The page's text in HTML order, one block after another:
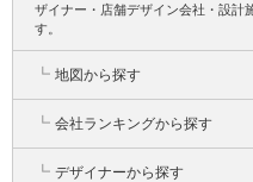
ザイナー・店舗デザイン会社・設計
す。
┗ 地図から探す
┗ 会社ランキングから探す
┗ デザイナーから探す